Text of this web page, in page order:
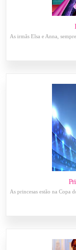
As irmãs Elsa e Anna,
As princesas estão na Copa